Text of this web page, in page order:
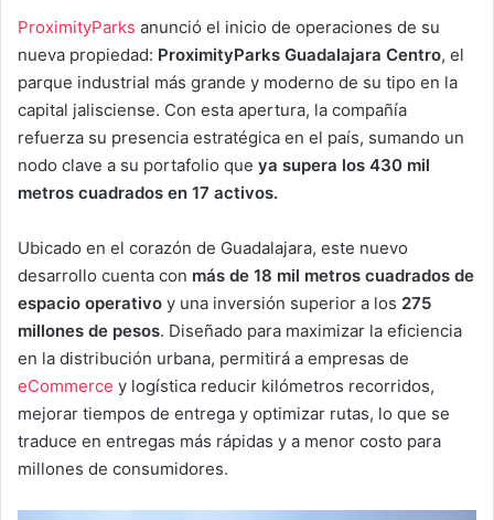
ProximityParks anunció el inicio de operaciones de su
nueva propiedad: ProximityParks Guadalajara Centro, el
parque industrial más grande y moderno de su tipo en la
capital jalisciense. Con esta apertura, la compañía
refuerza su presencia estratégica en el país, sumando un
nodo clave a su portafolio que ya supera los 430 mil
metros cuadrados en 17 activos.
Ubicado en el corazón de Guadalajara, este nuevo
desarrollo cuenta con más de 18 mil metros cuadrados de
espacio operativo y una inversión superior a los 275
millones de pesos. Diseñado para maximizar la eficiencia
en la distribución urbana, permitirá a empresas de
eCommerce y logística reducir kilómetros recorridos,
mejorar tiempos de entrega y optimizar rutas, lo que se
traduce en entregas más rápidas y a menor costo para
millones de consumidores.